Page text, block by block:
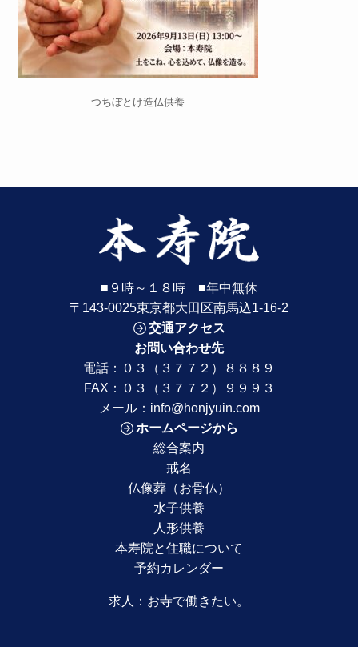
つちぼとけ造仏供養
■９時～１８時 ■年中無休
〒143-0025東京都大田区南馬込1-16-2
交通アクセス
お問い合わせ先
電話： ０３（３７７２）８８８９
FAX：０３（３７７２）９９９３
メール： info@honjyuin.com
ホームページから
総合案内
戒名
仏像葬（お骨仏）
水子供養
人形供養
本寿院と住職について
予約カレンダー
求人： お寺で働きたい。